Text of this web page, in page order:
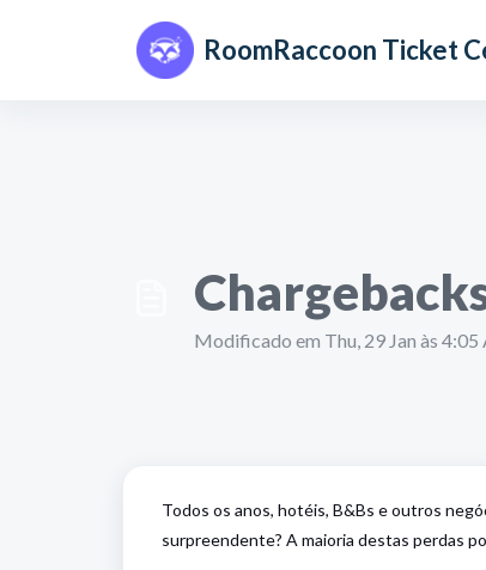
RoomRaccoon Ticket
Modificado em Thu, 29 Jan às 4:05
Todos os anos, hotéis, B&Bs e outros
surpreendente? A maioria destas perdas